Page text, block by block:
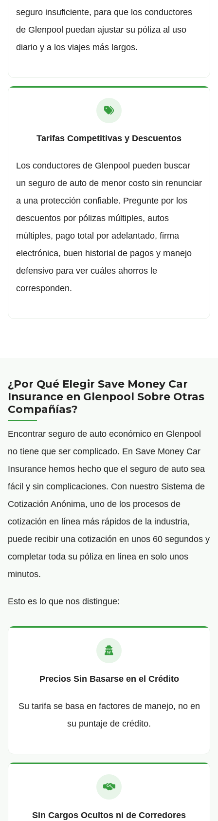
seguro insuficiente, para que los conductores
de Glenpool puedan ajustar su póliza al uso
diario y a los viajes más largos.
Tarifas Competitivas y Descuentos
Los conductores de Glenpool pueden buscar
un seguro de auto de menor costo sin renunciar
a una protección confiable. Pregunte por los
descuentos por pólizas múltiples, autos
múltiples, pago total por adelantado, firma
electrónica, buen historial de pagos y manejo
defensivo para ver cuáles ahorros le
corresponden.
¿Por Qué Elegir Save Money Car
Insurance en Glenpool Sobre Otras
Compañías?
Encontrar seguro de auto económico en Glenpool
no tiene que ser complicado. En Save Money Car
Insurance hemos hecho que el seguro de auto sea
fácil y sin complicaciones. Con nuestro Sistema de
Cotización Anónima, uno de los procesos de
cotización en línea más rápidos de la industria,
puede recibir una cotización en unos 60 segundos y
completar toda su póliza en línea en solo unos
minutos.
Esto es lo que nos distingue:
Precios Sin Basarse en el Crédito
Su tarifa se basa en factores de manejo, no en
su puntaje de crédito.
Sin Cargos Ocultos ni de Corredores